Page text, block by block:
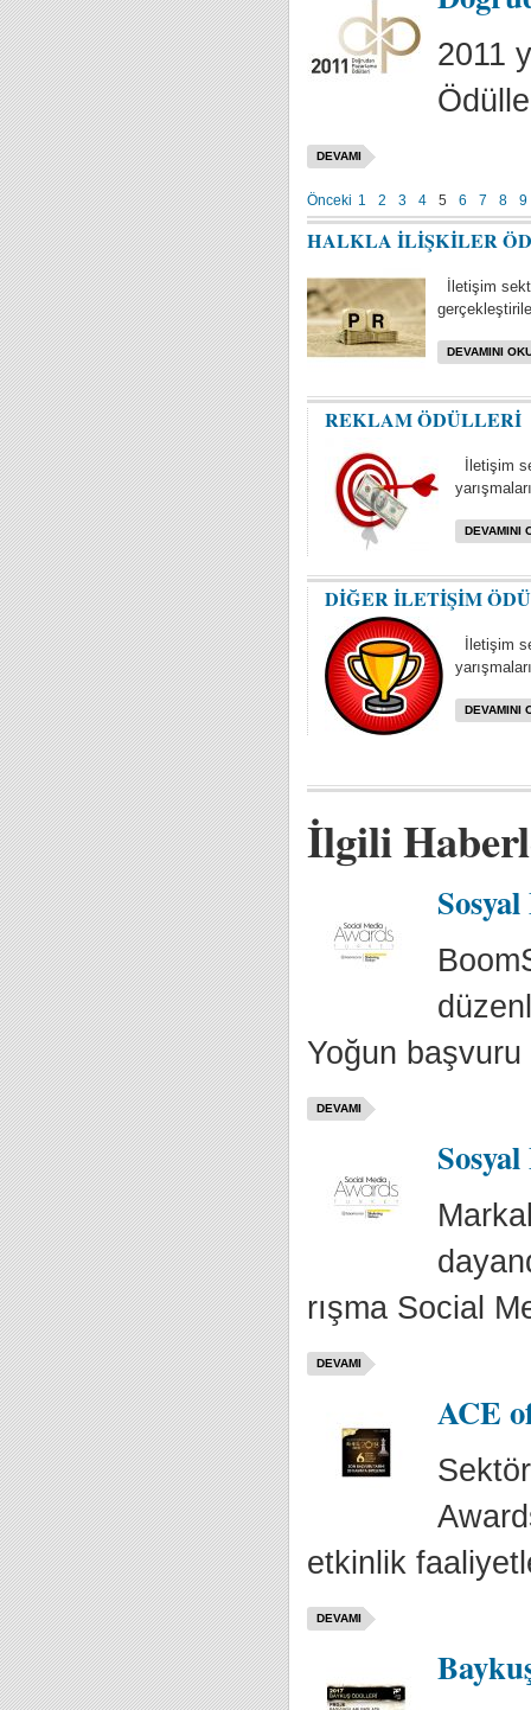
2011
DEVAMI
Önceki 1 2 3 4 5 6 7 8 9
HALKLA İLİŞKİLER
İletişim
DEVAMINI
REKLAM ÖDÜLLERİ
İletişim
DEVAMINI
DİĞER İLETİŞİM
İletişim
DEVAMINI
İlgili
Yoğun
DEVAMI
rışma Social
DEVAMI
ACE
etkinlik
DEVAMI